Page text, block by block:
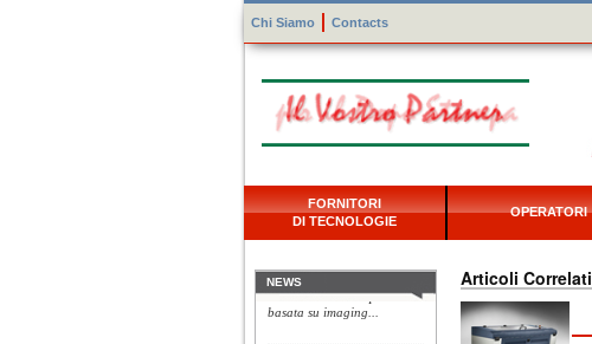
Chi Siamo Contacts
FORNITORI
DI TECNOLOGIE
OPERATORI
Articoli Correlati
NEWS
Konica Minolta presenta
Specim RETEX
Konica Minolta, realtà di
riferimento a livello globale
presenta Specim RETEX,
una soluzione completa
basata su imaging...